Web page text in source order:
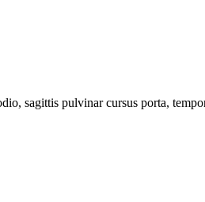
sagittis pulvinar cursus porta,